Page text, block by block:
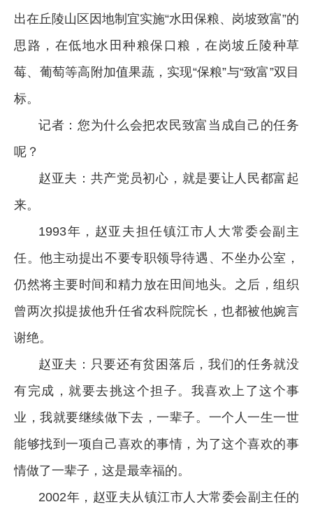
出在丘陵山区因地制宜实施“水田保粮、岗坡致富”的
思路，在低地水田种粮保口粮，在岗坡丘陵种草
莓、葡萄等高附加值果蔬，实现“保粮”与“致富”双目
标。
记者：您为什么会把农民致富当成自己的任务
呢？
赵亚夫：共产党员初心，就是要让人民都富起
来。
1993年，赵亚夫担任镇江市人大常委会副主
任。他主动提出不要专职领导待遇、不坐办公室，
仍然将主要时间和精力放在田间地头。之后，组织
曾两次拟提拔他升任省农科院院长，也都被他婉言
谢绝。
赵亚夫：只要还有贫困落后，我们的任务就没
有完成，就要去挑这个担子。我喜欢上了这个事
业，我就要继续做下去，一辈子。一个人一生一世
能够找到一项自己喜欢的事情，为了这个喜欢的事
情做了一辈子，这是最幸福的。
2002年，赵亚夫从镇江市人大常委会副主任的